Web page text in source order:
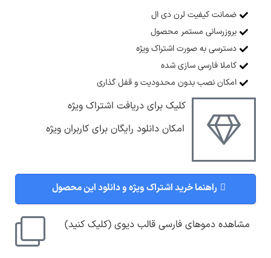
ضمانت کیفیت لرن دی ال
بروزرسانی مستمر محصول
دسترسی به صورت اشتراک ویژه
کاملا فارسی سازی شده
امکان نصب بدون محدودیت و قفل گذاری
کلیک برای دریافت اشتراک ویژه
امکان دانلود رایگان برای کاربران ویژه
راهنما خرید اشتراک ویژه و دانلود این محصول
مشاهده دموهای فارسی قالب دیوی (کلیک کنید)